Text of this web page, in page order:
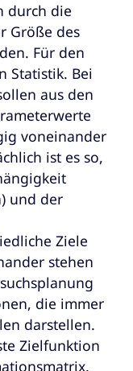
durch die
Größe des
Für den
Statistik. Bei
aus den
voneinander
ist es so,
und der
Ziele
stehen
die immer
darstellen.
Zielfunktion